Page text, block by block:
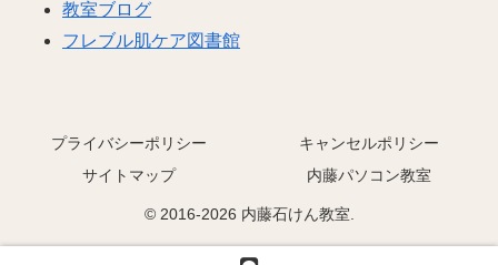
教室ブログ
フレブル肌ケア図書館
プライバシーポリシー
キャンセルポリシー
サイトマップ
内藤パソコン教室
© 2016-2026 内藤石けん教室.